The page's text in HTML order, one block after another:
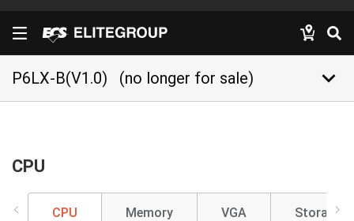
P6LX-B(V1.0) (no longer for sale) keyboard_arrow_down
CPU
CPU Memory VGA Storage